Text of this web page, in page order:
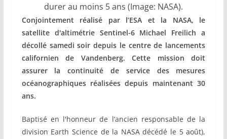
durer au moins 5 ans (Image: NASA).
Conjointement réalisé par l’ESA et la NASA, le
satellite d'altimétrie Sentinel-6 Michael Freilich a
décollé samedi soir depuis le centre de lancements
californien de Vandenberg. Cette mission doit
assurer la continuité de service des mesures
océanographiques réalisées depuis maintenant 30
ans.
Baptisé en l'honneur de l’ancien responsable de la
division Earth Science de la NASA décédé le 5 août),